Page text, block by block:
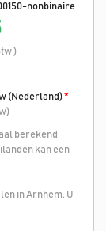
nonbinaire
)
(Nederland)*
berekend
kan een
in Arnhem. U